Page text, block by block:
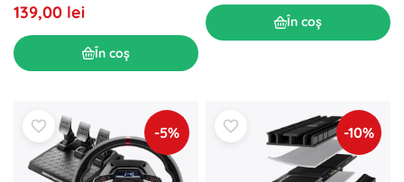
139,00 lei
În coș
În coș
-5% -10%